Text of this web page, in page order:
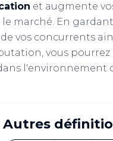
et augmente
le marché. En
vos concurrents
vous pourrez
l'environnement
Autres